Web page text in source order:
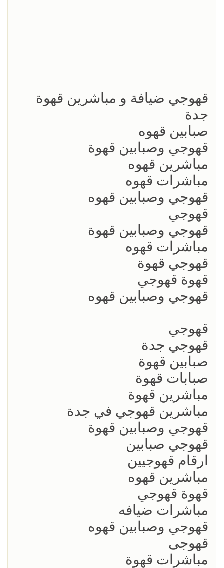
قهوجي ضيافة و مباشرين قهوة
جدة
صبابين قهوه
قهوجي وصبابين قهوة
مباشرين قهوه
مباشرات قهوه
قهوجي وصبابين قهوه
قهوجي
قهوجي وصبابين قهوة
مباشرات قهوه
قهوجي قهوة
قهوة قهوجي
قهوجي وصبابين قهوه
قهوجي
قهوجي جدة
صبابين قهوة
صبابات قهوة
مباشرين قهوة
مباشرين قهوجي في جدة
قهوجي وصبابين قهوة
قهوجي صبابين
ارقام قهوجيين
مباشرين قهوه
قهوة قهوجي
مباشرات ضيافه
قهوجي وصبابين قهوه
قهوجى
مباشرات قهوة